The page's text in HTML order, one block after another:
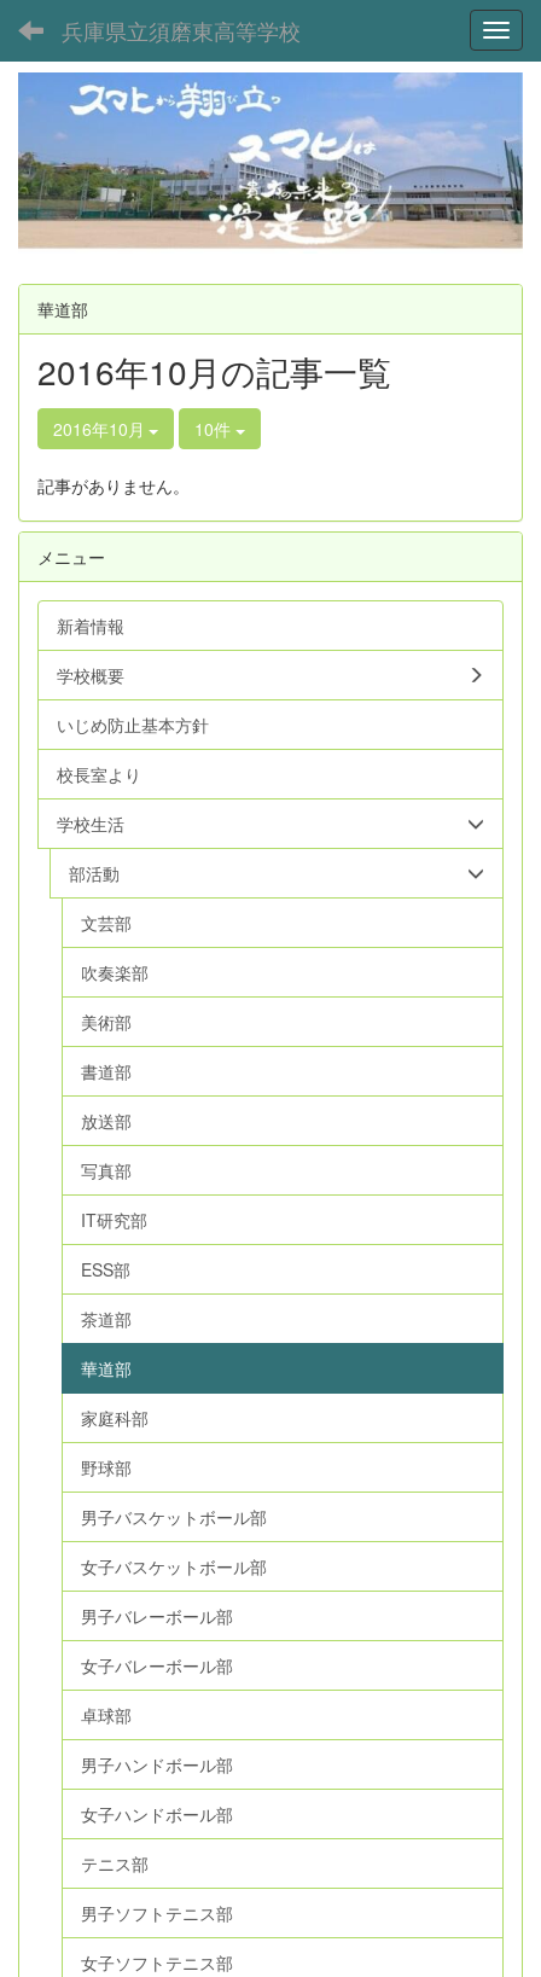
兵庫県立須磨東高等学校
華道部
2016年10月の記事一覧
2016年10月 10件
記事がありません。
メニュー
新着情報
学校概要
いじめ防止基本方針
校長室より
学校生活
部活動
文芸部
吹奏楽部
美術部
書道部
放送部
写真部
IT研究部
ESS部
茶道部
華道部
家庭科部
野球部
男子バスケットボール部
女子バスケットボール部
男子バレーボール部
女子バレーボール部
卓球部
男子ハンドボール部
女子ハンドボール部
テニス部
男子ソフトテニス部
女子ソフトテニス部